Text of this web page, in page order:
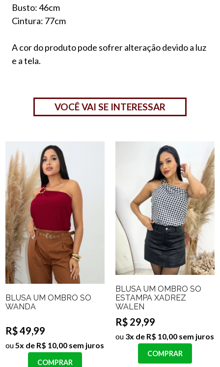
Busto: 46cm
Cintura: 77cm
A cor do produto pode sofrer alteração devido a luz
e a tela.
VOCÊ VAI SE INTERESSAR
BLUSA UM OMBRO SÓ
WANDA
R$ 49,99
ou 5x de R$ 10,00 sem juros
COMPRAR
BLUSA UM OMBRO SÓ
ESTAMPA XADREZ
WALEN
R$ 29,99
ou 3x de R$ 10,00 sem juros
COMPRAR